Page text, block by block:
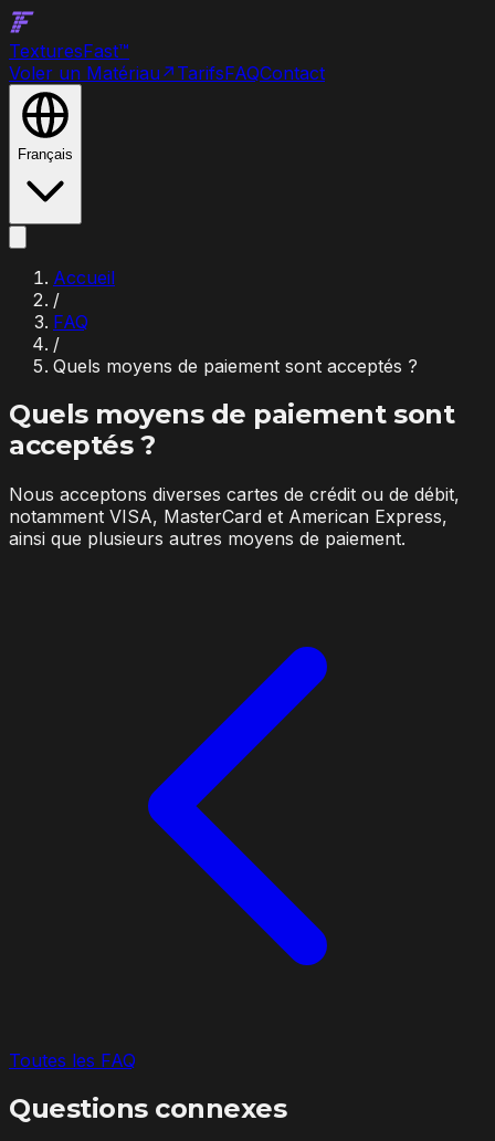
TexturesFast™
Voler un Matériau ↗ TarifsFAQContact
Français
Accueil
/
FAQ
/
Quels moyens de paiement sont acceptés ?
Quels moyens de paiement sont
acceptés ?
Nous acceptons diverses cartes de crédit ou de débit,
notamment VISA, MasterCard et American Express,
ainsi que plusieurs autres moyens de paiement.
Toutes les FAQ
Questions connexes